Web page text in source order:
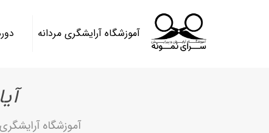
آموزشگاه آرایشگری مردانه
آموزشگاه